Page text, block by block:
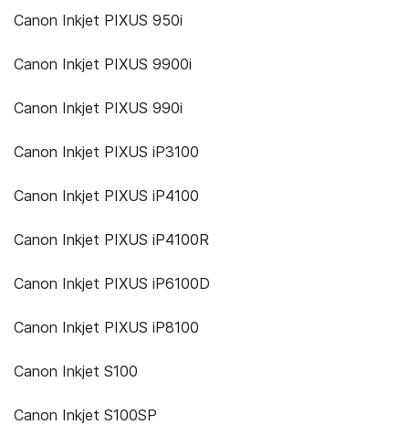
Canon Inkjet PIXUS 950i
Canon Inkjet PIXUS 9900i
Canon Inkjet PIXUS 990i
Canon Inkjet PIXUS iP3100
Canon Inkjet PIXUS iP4100
Canon Inkjet PIXUS iP4100R
Canon Inkjet PIXUS iP6100D
Canon Inkjet PIXUS iP8100
Canon Inkjet S100
Canon Inkjet S100SP